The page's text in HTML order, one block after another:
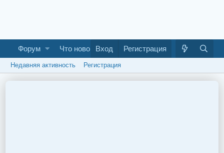
Форум Что нового Галерея Как построить
Вход Регистрация
Недавняя активность Регистрация